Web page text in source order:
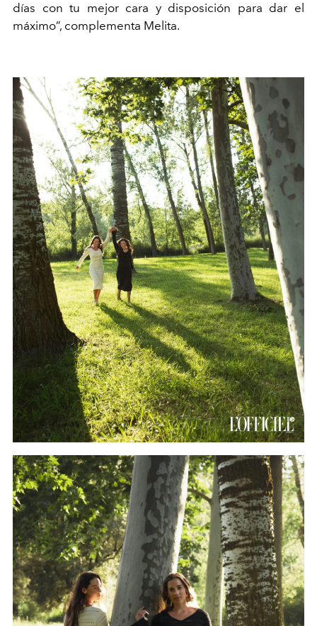
días con tu mejor cara y disposición para dar el
máximo”, complementa Melita.